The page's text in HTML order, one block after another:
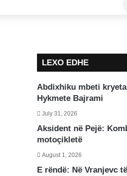
LEXO EDHE
Abdixhiku mbeti
Hykmete Bajrami
July 31, 2026
Aksident në Pejë:
motoçikletë
August 1, 2026
E rëndë: Në Vranjevc